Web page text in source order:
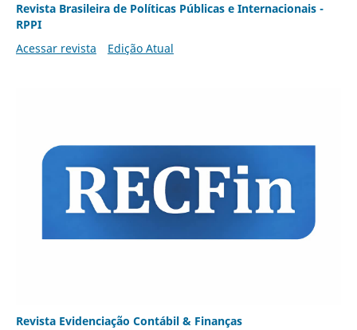
Revista Brasileira de Políticas Públicas e Internacionais -
RPPI
Acessar revista
Edição Atual
Revista Evidenciação Contábil & Finanças